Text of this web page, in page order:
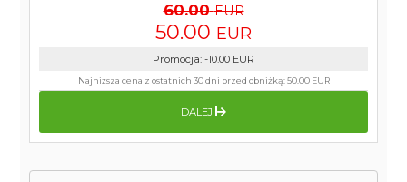
60.00 EUR
50.00 EUR
Promocja: -10.00 EUR
Najniższa cena z ostatnich 30 dni przed obniżką:50.00 EUR
DALEJ